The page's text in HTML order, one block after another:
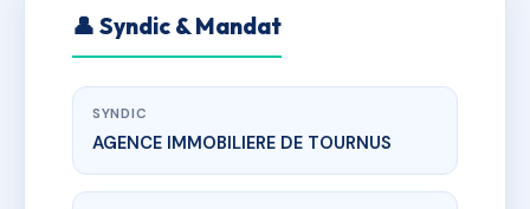
👤 Syndic & Mandat
SYNDIC
AGENCE IMMOBILIERE DE TOURNUS